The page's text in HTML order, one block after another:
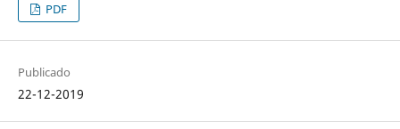
PDF
Publicado
22-12-2019